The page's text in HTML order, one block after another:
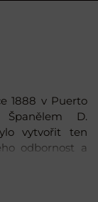
1888 v Puerto
D.
vytvořit ten
odbornost a
karibský
dodává